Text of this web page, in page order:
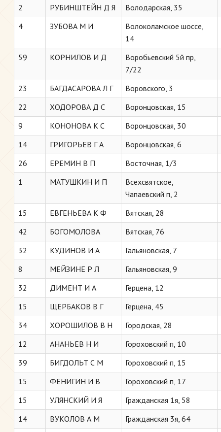
2
РУБИНШТЕЙН Д Я
Володарская, 35
4
ЗУБОВА М И
Волоколамское шоссе,
14
59
КОРНИЛОВ И Д
Воробьевский 5й пр,
7/22
23
БАГДАСАРОВА Л Г
Воровского, 3
22
ХОДОРОВА Д С
Воронцовская, 15
9
КОНОНОВА К С
Воронцовская, 30
14
ГРИГОРЬЕВ Г А
Воронцовская, 6
26
ЕРЕМИН В П
Восточная, 1/3
1
МАТУШКИН И П
Всехсвятское,
Чапаевский п, 2
15
ЕВГЕНЬЕВА К Ф
Вятская, 28
42
БОГОМОЛОВА
Вятская, 76
32
КУДИНОВ И А
Гальяновская, 7
8
МЕЙЗИНЕ Р Л
Гальяновская, 9
32
ДИМЕНТ И А
Герцена, 12
15
ЩЕРБАКОВ В Г
Герцена, 45
34
ХОРОШИЛОВ В Н
Городская, 28
12
АНАНЬЕВ Н И
Гороховский п, 10
39
БИГДОЛЬТ С М
Гороховский п, 15
15
ФЕНИГИН И В
Гороховский п, 17
15
УЛЯНСКИЙ И Я
Гражданская 1я, 58
14
ВУКОЛОВ А М
Гражданская 3я, 64